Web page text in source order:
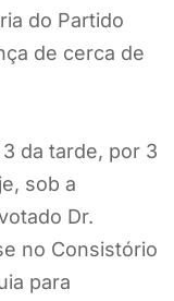
do Partido
de cerca de
da tarde, por 3
sob a
Dr.
no Consistório
para